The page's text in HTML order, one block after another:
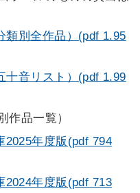
類別全作品）(pdf 1.95
十音リスト）(pdf 1.99
作品一覧）
2025年度版(pdf 794
2024年度版(pdf 713